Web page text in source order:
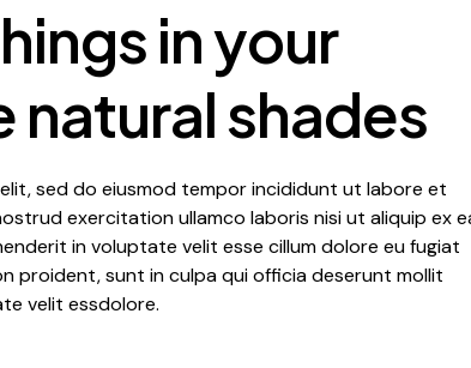
in your
shades
sed do eiusmod tempor incididunt ut labore et
exercitation ullamco laboris nisi ut aliquip ex
in voluptate velit esse cillum dolore eu fugiat
proident, sunt in culpa qui officia deserunt mollit
velit essdolore.